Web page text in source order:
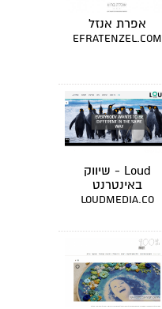
אפרת אנזל
efratenzel.com
Loud - שיווק
באינטרנט
loudmedia.co